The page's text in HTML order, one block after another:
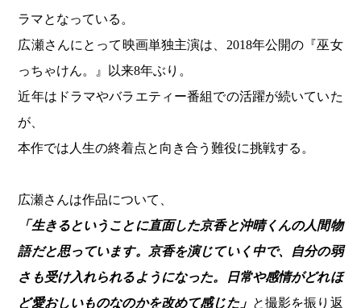
ラマとなっている。
広瀬さんにとって映画単独主演は、2018年公開の『巫女
っちゃけん。』以来8年ぶり。
近年はドラマやバラエティー番組での活躍が続いていた
が、
本作では人生の終着点と向き合う難役に挑戦する。
広瀬さんは作品について、
「生きるということに直面した京香と沖晴くんの人間物
語だと思っています。
京香を演じていく中で、自分の弱
さも受け入れられるようになった。日常や感情がどれほ
ど愛おしいものなのかを改めて感じた」 と撮影を振り返